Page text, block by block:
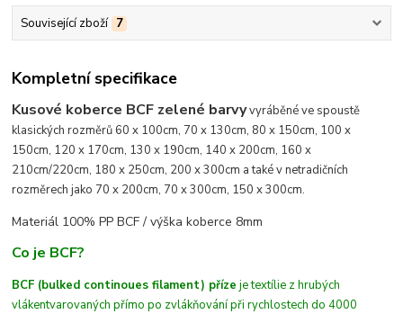
Související zboží 7
Kompletní specifikace
Kusové koberce BCF zelené barvyvyráběné ve spoustě
klasických rozměrů 60 x 100cm, 70 x 130cm, 80 x 150cm, 100 x
150cm, 120 x 170cm, 130 x 190cm, 140 x 200cm, 160 x
210cm/220cm, 180 x 250cm, 200 x 300cm a také v netradičních
rozměrech jako 70 x 200cm, 70 x 300cm, 150 x 300cm.
Materiál 100% PP BCF /výška koberce 8mm
Co je BCF?
BCF (bulked continoues filament) příze je textílie z hrubých
vlákentvarovanýchpřímo po zvlákňování při rychlostech do 4000